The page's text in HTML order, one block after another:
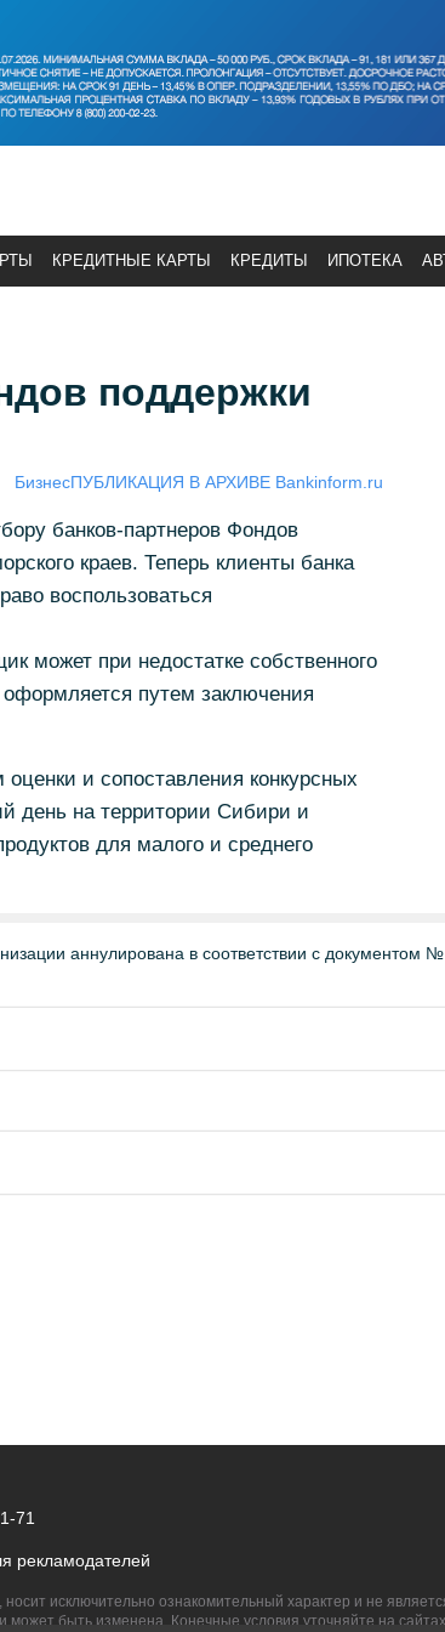
КРЕДИТНЫЕ КАРТЫ КРЕДИТЫ ИПОТЕКА
поддержки
БизнесПУБЛИКАЦИЯ В АРХИВЕ Bankinform.ru
банков-партнеров Фондов
краев. Теперь клиенты банка
воспользоваться
может при недостатке собственного
путем заключения
и сопоставления конкурсных
день на территории Сибири и
для малого и среднего
аннулирована в соответствии с документом №
71
рекламодателей
исключительно ознакомительный характер и не
быть изменена. Конечные условия уточняйте на